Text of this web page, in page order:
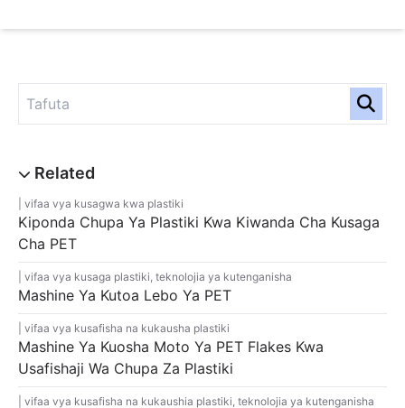
vifaa vya kusagwa kwa plastiki
Kiponda Chupa Ya Plastiki Kwa Kiwanda Cha Kusaga
Cha PET
vifaa vya kusaga plastiki teknolojia ya kutenganisha
Mashine Ya Kutoa Lebo Ya PET
vifaa vya kusafisha na kukausha plastiki
Mashine Ya Kuosha Moto Ya PET Flakes Kwa
Usafishaji Wa Chupa Za Plastiki
vifaa vya kusafisha na kukaushia plastiki teknolojia ya kutenganisha